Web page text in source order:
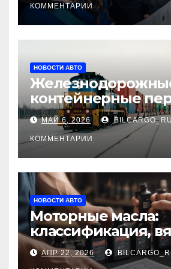
КОММЕНТАРИИ
НОВОСТИ АВТО
контейнерные
из Китая в Россию:
маршруты, сроки и
требования
МАЙ 6, 2026 BILCARGO_RU
КОММЕНТАРИИ
НОВОСТИ АВТО
Моторные масла:
классификация,
рекомендации по
для различных
АПР 22, 2026